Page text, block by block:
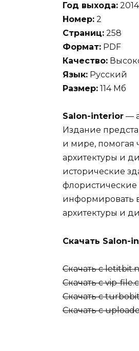
Год выхода: 2014
Номер: 2
Страниц: 258
Формат: PDF
Качество:
Язык: Русский
Размер: 114 Мб
Salon-interior —
Издание
и мире, помогая
архитектуры и
исторические
информировать
архитектуры и
Скачать Salon-
Скачать с
Скачать с vip-
Скачать с
Скачать с